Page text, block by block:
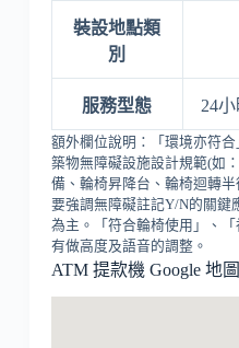
裝設地點類
別
服務型態 24
額外欄位說明：「環境亦符
築物無障礙設施設計規範(如
備、輪椅昇降台、輪椅迴轉
要強調無障礙註記Y/N的關鍵
為主。「符合輪椅使用」、
有做高度及語音的調整。
ATM 提款機 Google 地圖